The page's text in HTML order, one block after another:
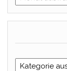
Categories